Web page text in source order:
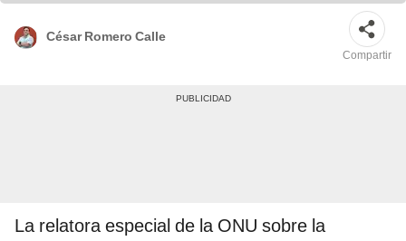
César Romero Calle
Compartir
La relatora especial de la ONU sobre la